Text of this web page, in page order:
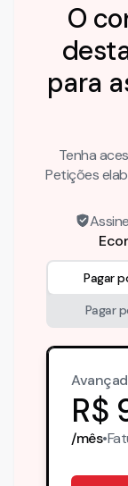
O
para
Tenha
Petições
Pagar
Pagar
R$
/mês•